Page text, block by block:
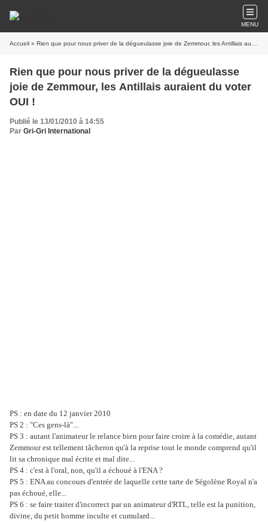
MENU
Accueil » Rien que pour nous priver de la dégueulasse joie de Zemmour, les Antillais auraient du voter OUI !
Rien que pour nous priver de la dégueulasse
joie de Zemmour, les Antillais auraient du voter
OUI !
Publié le 13/01/2010 à 14:55
Par Gri-Gri International
PS : en date du 12 janvier 2010
PS 2 : "Ces gens-là"...
PS 3 : autant l'animateur le relance bien pour faire croire à la comédie, autant
Zemmour est tellement tâcheron qu'à la reprise tout le monde comprend qu'il
lit sa chronique mal écrite et mal dite...
PS 4 : c'est à l'oral, non, qu'il a échoué à l'ENA ?
PS 5 : ENA au concours d'entrée de laquelle cette tarte de Ségolène Royal n'a
pas échoué, elle...
PS 6 : se faire traiter d'incorrect par un animateur d'RTL, telle est la punition,
divine, du petit homme inculte et cumulard...